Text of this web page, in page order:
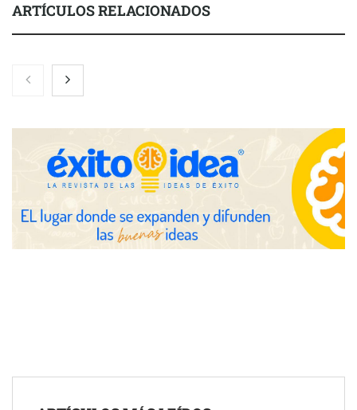
ARTÍCULOS RELACIONADOS
Nicols presenta seis modelos de anillos de compromiso para el
eclipse solar del 12 de agosto
Zoomex mejora su Strategy Center con herramientas
avanzadas para trading estratégico
COMPALISS de LYSOTRIC: cuando un solo producto multiplica
las posibilidades del salón profesional